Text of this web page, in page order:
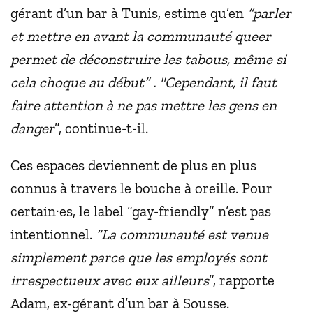
gérant d’un bar à Tunis, estime qu’en “parler
et mettre en avant la communauté queer
permet de déconstruire les tabous, même si
cela choque au début” . "Cependant, il faut
faire attention à ne pas mettre les gens en
danger”, continue-t-il.
Ces espaces deviennent de plus en plus
connus à travers le bouche à oreille. Pour
certain·es, le label “gay-friendly” n’est pas
intentionnel. “La communauté est venue
simplement parce que les employés sont
irrespectueux avec eux ailleurs”, rapporte
Adam, ex-gérant d’un bar à Sousse.